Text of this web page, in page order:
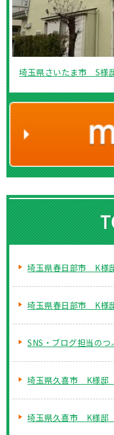
埼玉県さいたま市 S様
埼玉県春日部市 K様
埼玉県春日部市 K様
SNS・ブログ担当のつ
埼玉県久喜市 K様邸
埼玉県久喜市 K様邸